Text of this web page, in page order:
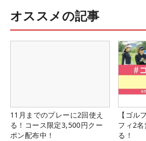
オススメの記事
11月までのプレーに2回使え
る！コース限定3,500円クー
ポン配布中！
【ゴル
フィ2
る！